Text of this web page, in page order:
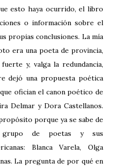
esto haya ocurrido, el libro
o información sobre el
propias conclusiones. La mía
era una poeta de provincia,
y, valga la redundancia,
dejó una propuesta poética
ofician el canon poético de
Delmar y Dora Castellanos.
porque ya se sabe de
de poetas y sus
Blanca Varela, Olga
La pregunta de por qué en